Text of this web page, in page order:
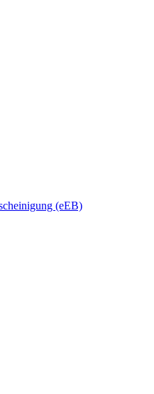
(eEB)